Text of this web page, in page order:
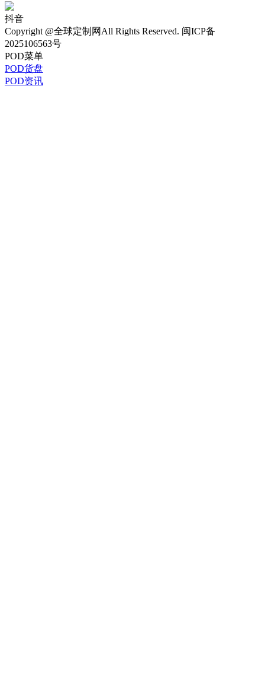
抖音
Copyright @全球定制网All Rights Reserved. 闽ICP备
2025106563号
POD菜单
POD货盘
POD资讯